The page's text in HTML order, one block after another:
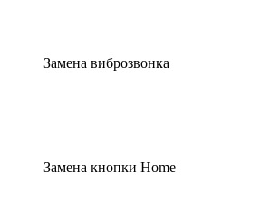
Замена виброзвонка
Замена кнопки Home